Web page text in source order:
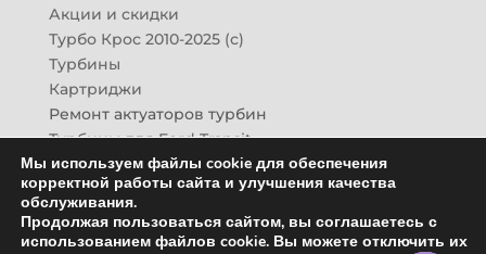
Акции и скидки
Турбо Крос 2010-2025 (с)
Турбины
Картриджи
Ремонт актуаторов турбин
Турбины для Ford Transit
Турбины для Mazda CX-7
Картридж для ГАЗон-Next
Турбины HINO (Хино)
Купить новую турбину
Мы используем файлы cookie для обеспечения
корректной работы сайта и улучшения качества
обслуживания.
Продолжая пользоваться сайтом, вы соглашаетесь с
использованием файлов cookie. Вы можете отключить их